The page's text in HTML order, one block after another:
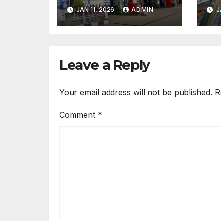
Kota Besar,
Aturan Baru
Kontroversial
JAN 11, 2026 ADMIN
Leave a Reply
Your email address will not be published.
Comment *